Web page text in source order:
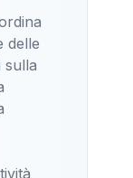
delle
sulla